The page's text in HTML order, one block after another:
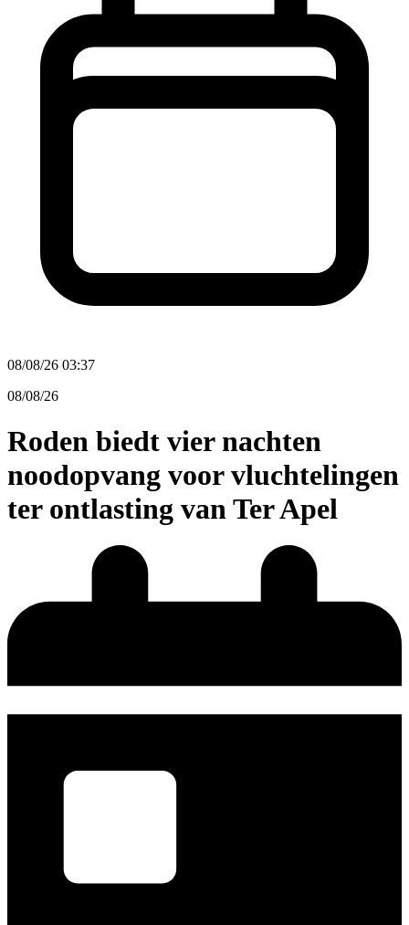
08/08/26 03:37
08/08/26
Roden biedt vier nachten
noodopvang voor vluchtelingen
ter ontlasting van Ter Apel